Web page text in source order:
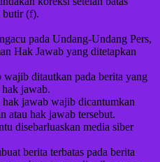
butir (f).
pada Undang-Undang Pers,
Hak Jawab yang ditetapkan
ditautkan pada berita yang
jawab.
jawab wajib dicantumkan
atau hak jawab tersebut.
disebarluaskan media siber
berita terbatas pada berita